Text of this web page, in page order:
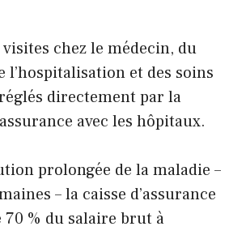
visites chez le médecin, du
l’hospitalisation et des soins
directement par la
avec les hôpitaux.
prolongée de la maladie –
– la caisse d’assurance
70 % du salaire brut à